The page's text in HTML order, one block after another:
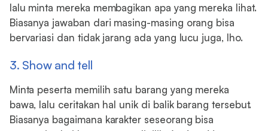
lalu minta mereka membagikan apa yang mereka lihat.
Biasanya jawaban dari masing-masing orang bisa
bervariasi dan tidak jarang ada yang lucu juga, lho.
3. Show and tell
Minta peserta memilih satu barang yang mereka
bawa, lalu ceritakan hal unik di balik barang tersebut.
Biasanya bagaimana karakter seseorang bisa